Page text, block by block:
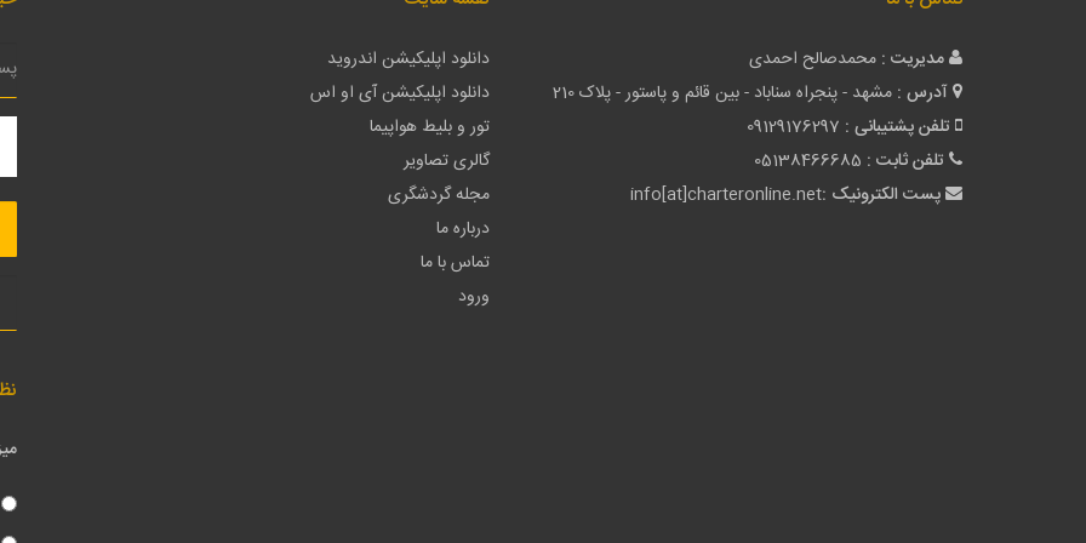
مدیریت : محمدصالح احمدی
آدرس : مشهد - پنجراه سناباد - بین قائم و پاستور - پلاک 210
تلفن پشتیبانی : 09129176297
تلفن ثابت : 05138466685
پست الکترونیک :info[at]charteronline.net
دانلود اپلیکیشن اندروید
دانلود اپلیکیشن آی او اس
تور و بلیط هواپیما
گالری تصاویر
مجله گردشگری
درباره ما
تماس با ما
ورود